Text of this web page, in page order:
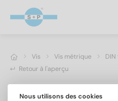
Vis Vis métrique
Retour à l'aperçu
Nous utilisons des cookies